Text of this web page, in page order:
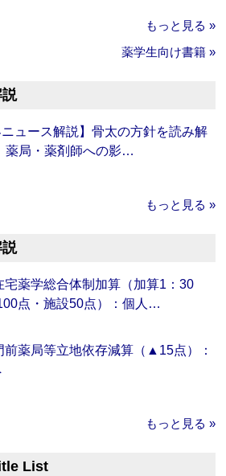
もっと見る »
薬学生向け書籍 »
ニュース解説】骨太の方針を読み解
薬局・薬剤師への影…
もっと見る »
宅薬学総合体制加算（加算1：30
点・施設50点）：個人…
前薬局等立地依存減算（▲15点）：
もっと見る »
List